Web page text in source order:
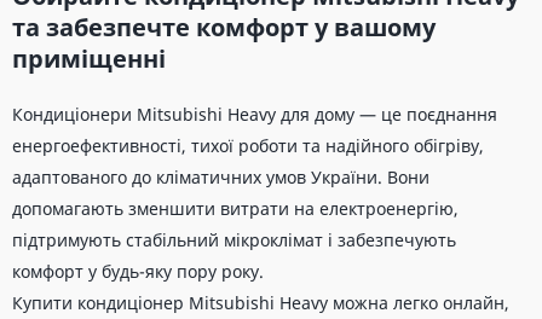
та забезпечте комфорт у вашому
приміщенні
Кондиціонери Mitsubishi Heavy для дому — це поєднання
енергоефективності, тихої роботи та надійного обігріву,
адаптованого до кліматичних умов України. Вони
допомагають зменшити витрати на електроенергію,
підтримують стабільний мікроклімат і забезпечують
комфорт у будь-яку пору року.
Купити кондиціонер Mitsubishi Heavy можна легко онлайн,